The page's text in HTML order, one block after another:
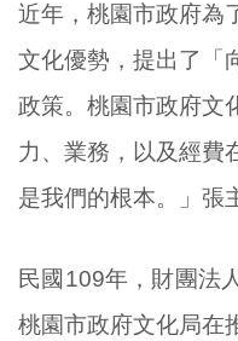
近年，桃園市政府為
文化優勢，提出了「
政策。桃園市政府文
力、業務，以及經費
是我們的根本。」張
民國109年，財團法
桃園市政府文化局在